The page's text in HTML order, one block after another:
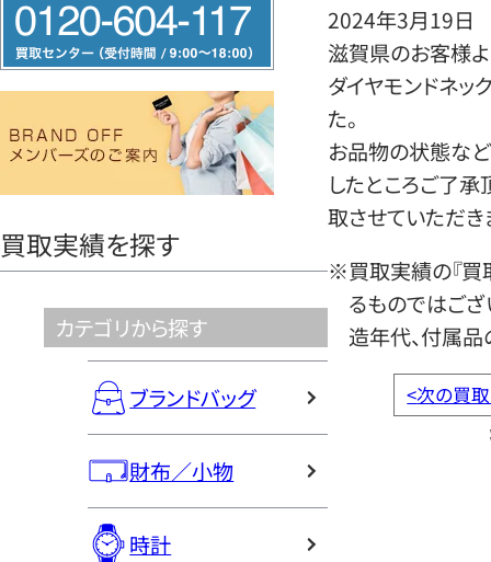
リ
ー
ヤ
買取実績を探す
カテゴリから探す
ブランドバッグ
財布／小物
時計
2024年3月19日
滋賀県のお客様
ダイヤモンドネッ
た。
お品物の状態など
したところご了
取させていただき
※買取実績の『買
るものではござ
造年代、付属品
<次の買